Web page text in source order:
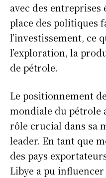
avec des entreprises
place des politiques
l’investissement, ce
l’exploration, la
de pétrole.
Le positionnement
mondiale du pétrole
rôle crucial dans sa
leader. En tant que
des pays
Libye a pu